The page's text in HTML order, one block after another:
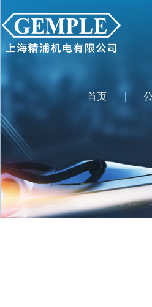
首页